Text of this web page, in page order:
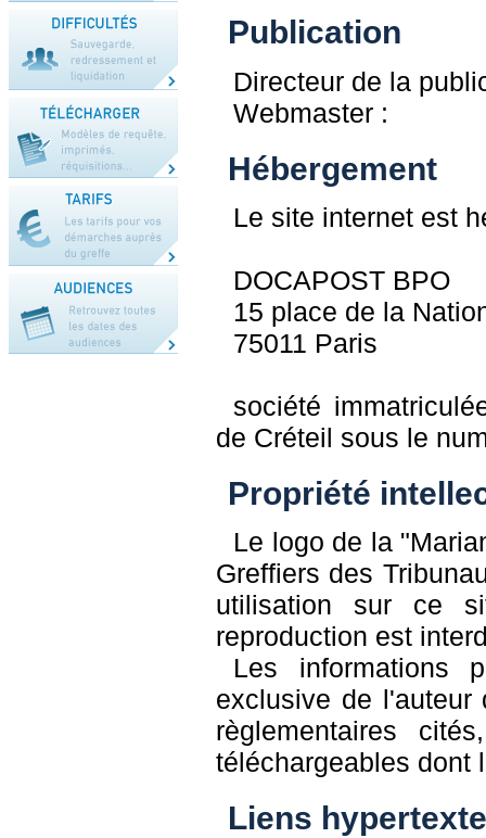
Publication
Directeur de la
Webmaster :
Hébergement
Le site internet est
DOCAPOST BPO
15 place de la
75011 Paris
société
de Créteil sous le
Propriété
Le logo de la
Greffiers des
utilisation sur ce
reproduction est
Les informations
exclusive de
règlementaires
téléchargeables dont
Liens